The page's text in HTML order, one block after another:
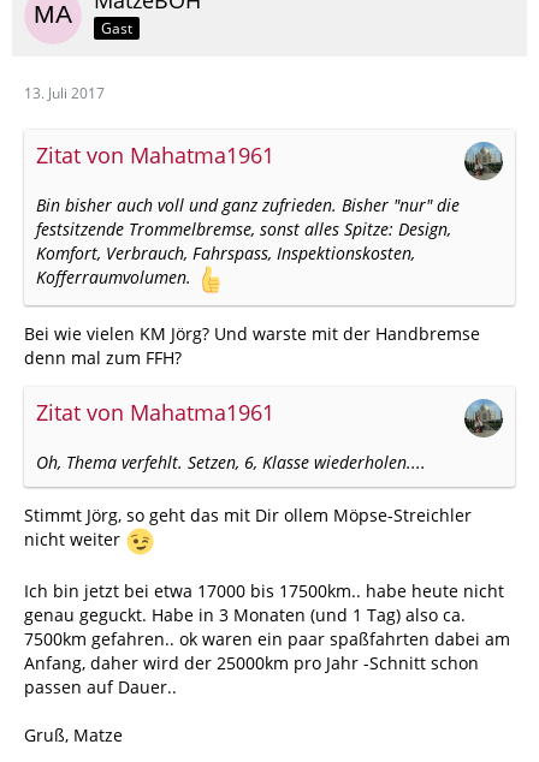
Gast
13. Juli 2017
Zitat von Mahatma1961
Bin bisher auch voll und ganz zufrieden. Bisher "nur" die
festsitzende Trommelbremse, sonst alles Spitze: Design,
Komfort, Verbrauch, Fahrspass, Inspektionskosten,
Kofferraumvolumen.
Bei wie vielen KM Jörg? Und warste mit der Handbremse
denn mal zum FFH?
Zitat von Mahatma1961
Oh, Thema verfehlt. Setzen, 6, Klasse wiederholen....
Stimmt Jörg, so geht das mit Dir ollem Möpse-Streichler
nicht weiter
Ich bin jetzt bei etwa 17000 bis 17500km.. habe heute nicht
genau geguckt. Habe in 3 Monaten (und 1 Tag) also ca.
7500km gefahren.. ok waren ein paar spaßfahrten dabei am
Anfang, daher wird der 25000km pro Jahr -Schnitt schon
passen auf Dauer..
Gruß, Matze